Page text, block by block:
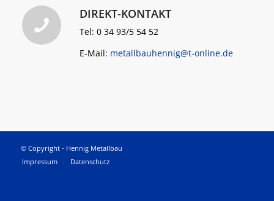
DIREKT-KONTAKT
Tel: 0 34 93/5 54 52
E-Mail: metallbauhennig@t-online.de
© Copyright - Hennig Metallbau
Impressum
Datenschutz